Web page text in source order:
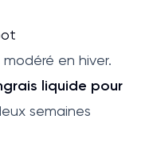
en hiver.
liquide pour
semaines